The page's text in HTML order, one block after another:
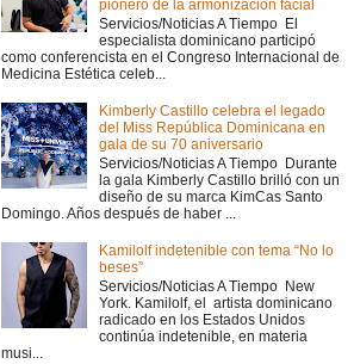
pionero de la armonización facial
Servicios/Noticias A Tiempo El
especialista dominicano participó
como conferencista en el Congreso Internacional de
Medicina Estética celeb...
Kimberly Castillo celebra el legado
del Miss República Dominicana en
gala de su 70 aniversario
Servicios/Noticias A Tiempo Durante
la gala Kimberly Castillo brilló con un
diseño de su marca KimCas Santo
Domingo. Años después de haber ...
Kamilolf indetenible con tema “No lo
beses”
Servicios/Noticias A Tiempo New
York. Kamilolf, el artista dominicano
radicado en los Estados Unidos
continúa indetenible, en materia
musi...